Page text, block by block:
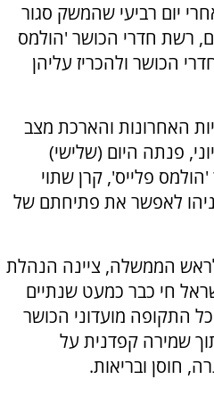
יום רביעי שהמשק סגור
רשת חדרי הכושר 'הולמס
הכושר ולהכריז עליהן
האחרונות והארכת מצב
במדינה עד ל-30 ביוני, פנתה היום (שלישי)
פלייס', קרן שתוי
לאפשר את פתיחתם של
הממשלה, ציינה הנהלת
חי כבר כמעט שנתיים
התקופה מועדוני הכושר
שמירה קפדנית על
חוסן ובריאות.